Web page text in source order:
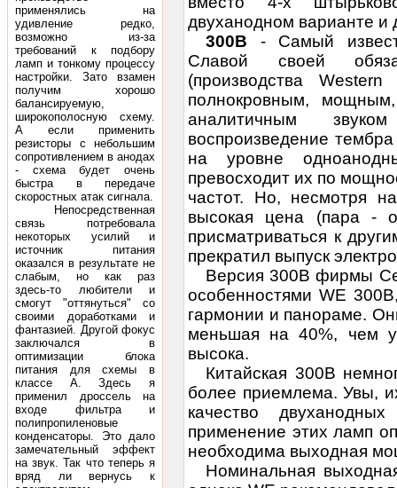
применялись на
удивление редко,
возможно из-за
требований к подбору
ламп и тонкому процессу
настройки. Зато взамен
получим хорошо
балансируемую,
широкополосную схему.
А если применить
резисторы с небольшим
сопротивлением в анодах
- схема будет очень
быстра в передаче
скоростных атак сигнала.
Непосредственная
связь потребовала
некоторых усилий и
источник питания
оказался в результате не
слабым, но как раз
здесь-то любители и
смогут "оттянуться" со
своими доработками и
фантазией. Другой фокус
заключался в
оптимизации блока
питания для схемы в
классе А. Здесь я
применил дроссель на
входе фильтра и
полипропиленовые
конденсаторы. Это дало
замечательный эффект
на звук. Так что теперь я
вряд ли вернусь к
двуханодном варианте и
300В - Самый
Славой своей
(производства Western
полнокровным,
аналитичным
воспроизведение
на уровне
превосходит их по
частот. Но, несмотря
высокая цена (пара -
присматриваться к
прекратил выпуск
Версия 300В фирмы
особенностями WE
гармонии и панораме.
меньшая на 40%, чем
высока.
Китайская 300В
более приемлема. Увы,
качество
применение этих ламп
необходима выходная
Номинальная